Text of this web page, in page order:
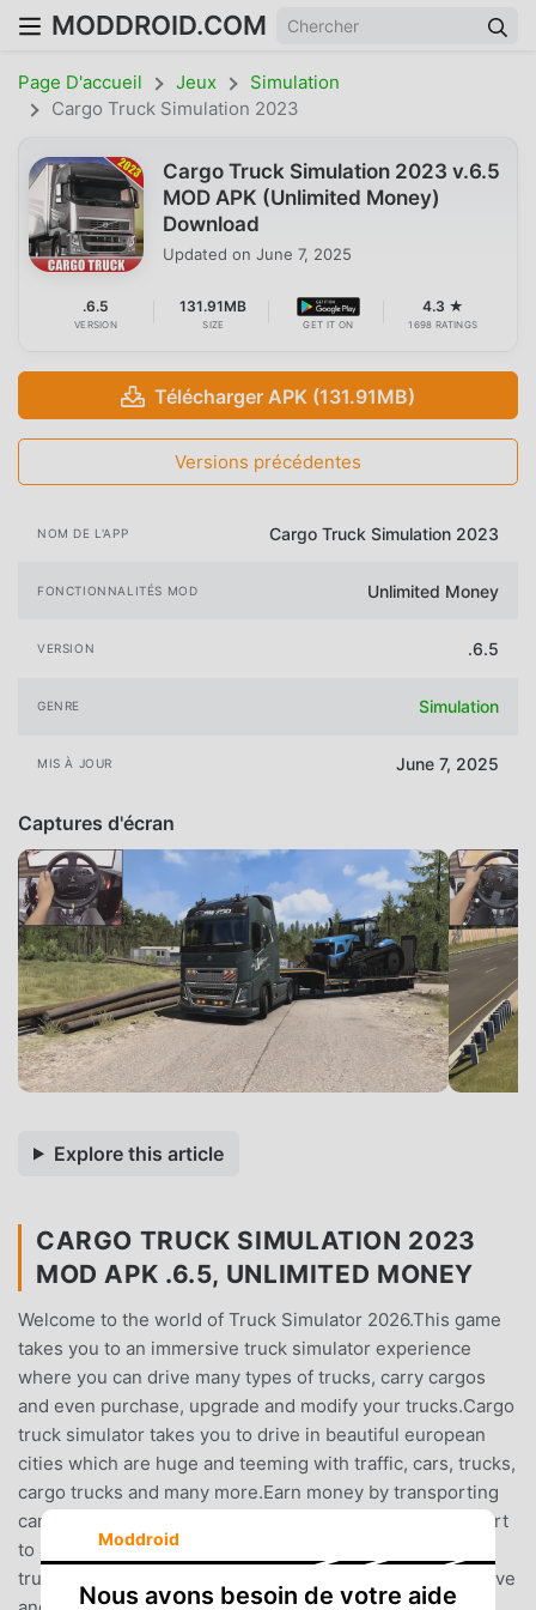
MODDROID.COM
Page D'accueil Jeux
Simulation
Cargo Truck Simulation 2023
Cargo Truck Simulation 2023 v.6.5
MOD APK (Unlimited Money)
Download
Updated on June 7, 2025
.6.5
VERSION
131.91MB
SIZE GET IT ON
4.3 ★
1698 RATINGS
Télécharger APK (131.91MB)
Versions précédentes
NOM DE L'APP Cargo Truck Simulation 2023
FONCTIONNALITÉS MOD Unlimited Money
VERSION .6.5
GENRE Simulation
MIS À JOUR June 7, 2025
Captures d'écran
Explore this article
CARGO TRUCK SIMULATION 2023
MOD APK .6.5, UNLIMITED MONEY
Welcome to the world of Truck Simulator 2026.This game
takes you to an immersive truck simulator experience
where you can drive many types of trucks, carry cargos
and even purchase, upgrade and modify your trucks.Cargo
truck simulator takes you to drive in beautiful european
cities which are huge and teeming with traffic, cars, trucks,
cargo trucks and many more.Earn money by transporting
cargos in your truck from one city to another and one port
to another in your beautiful and modern cargo
trucks.Cargo Truck Simulator is one of the most immersive
Moddroid
Nous avons besoin de votre aide